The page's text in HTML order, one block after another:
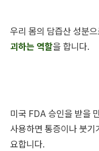
우리 몸의 담즙산 성분
괴하는 역할을 합니다.
미국 FDA 승인을 받을
사용하면 통증이나 붓
요합니다.